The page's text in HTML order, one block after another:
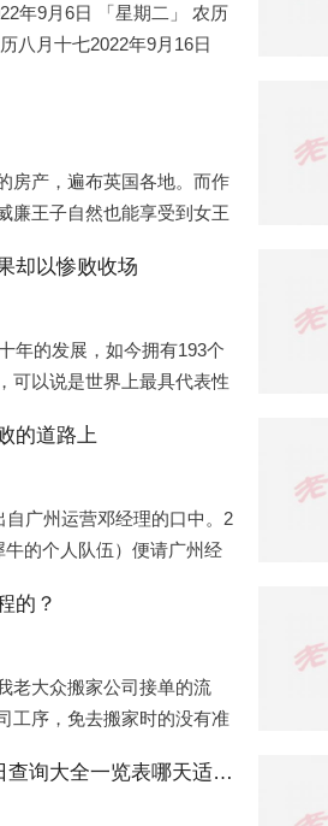
年9月6日 「星期二」 农历
八月十七2022年9月16日
房产，遍布英国各地。而作
廉王子自然也能享受到女王
却以惨败收场
年的发展，如今拥有193个
可以说是世界上最具代表性
的道路上
自广州运营邓经理的口中。2
的个人队伍）便请广州经
的？
老大众搬家公司接单的流
工序，免去搬家时的没有准
宁海县2022年6月份搬家的黄道吉日查询大全一览表哪天适合搬家好日子